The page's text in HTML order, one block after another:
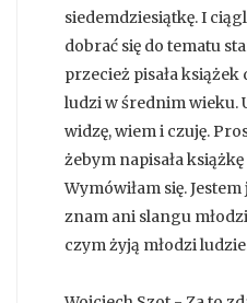
siedemdziesiątkę. I
dobrać się do tematu
przecież pisała książek
ludzi w średnim wieku.
widzę, wiem i czuję.
żebym napisała
Wymówiłam się.
znam ani slangu
czym żyją młodzi